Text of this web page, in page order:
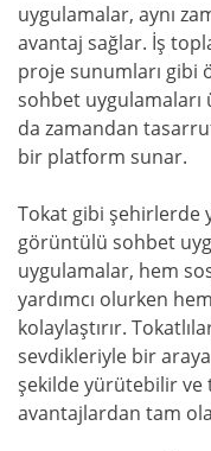
uygulamalar, aynı
avantaj sağlar. İş
proje sunumları gibi
sohbet
da zamandan
bir platform sunar.
Tokat gibi şehirlerde
görüntülü sohbet
uygulamalar, hem
yardımcı olurken
kolaylaştırır.
sevdikleriyle bir
şekilde yürütebilir
avantajlardan tam